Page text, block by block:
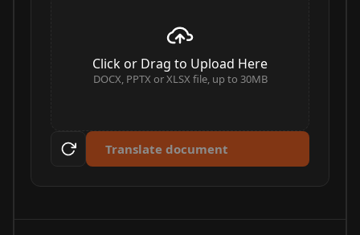
Click or Drag to Upload Here
DOCX, PPTX or XLSX file, up to 30MB
Translate document